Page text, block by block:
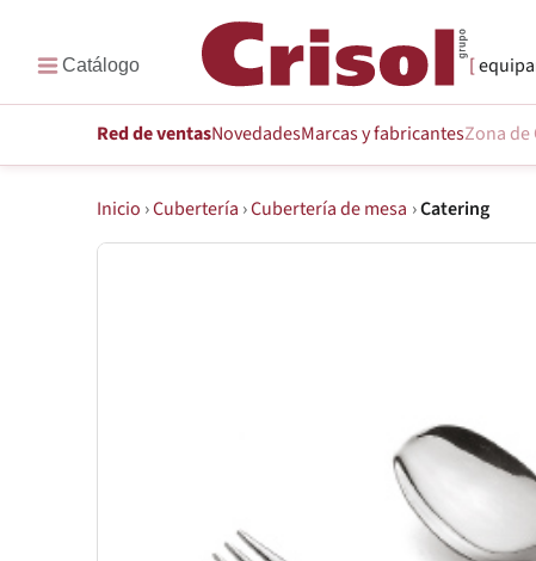
Red de ventasNovedadesMarcasy fabricantesZona de
Inicio ›Cubertería ›Cubertería de mesa ›Catering